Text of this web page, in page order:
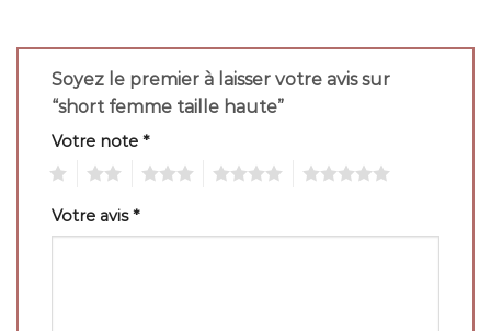
Soyez le premier à laisser votre avis sur
“short femme taille haute”
Votre note *
Votre avis*